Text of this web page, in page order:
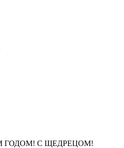
ГОДОМ! С ЩЕДРЕЦОМ!